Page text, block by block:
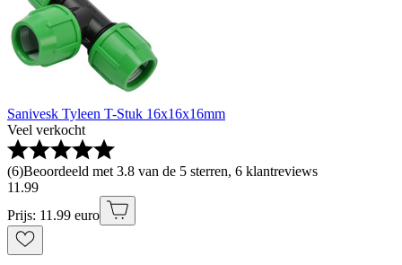
Sanivesk Tyleen T-Stuk 16x16x16mm
Veel verkocht
(6)Beoordeeld met 3.8 van de 5 sterren, 6 klantreviews
11 .99
Prijs: 11.99 euro